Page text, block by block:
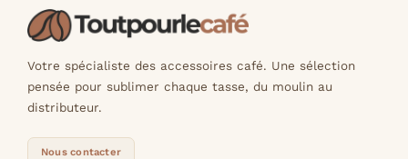
Votre spécialiste des accessoires café. Une sélection
pensée pour sublimer chaque tasse, du moulin au
distributeur.
Nous contacter